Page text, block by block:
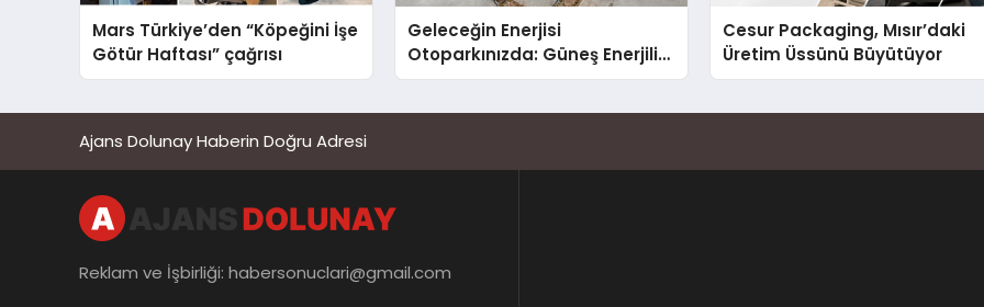
Mars Türkiye’den “Köpeğini İşe
Götür Haftası” çağrısı
Geleceğin Enerjisi
Otoparkınızda: Güneş Enerjili
Carport (Solar Otopark)
Cesur Packaging, Mısır’daki
Üretim Üssünü Büyütüyor
Ajans Dolunay Haberin Doğru Adresi
Reklam ve İşbirliği: habersonuclari@gmail.com